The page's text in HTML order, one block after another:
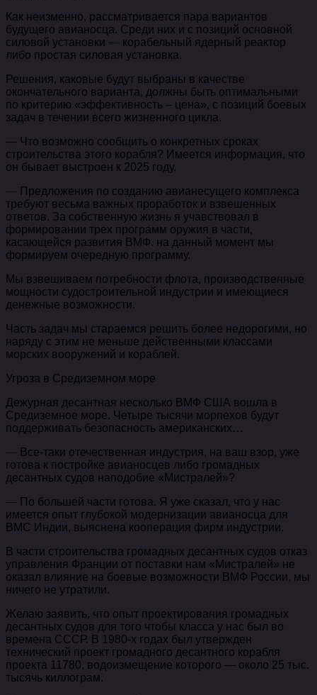
Как неизменно, рассматривается пара вариантов
будущего авианосца. Среди них и с позиций основной
силовой установки — корабельный ядерный реактор
либо простая силовая установка.
Решения, каковые будут выбраны в качестве
окончательного варианта, должны быть оптимальными
по критерию «эффективность – цена», с позиций боевых
задач в течении всего жизненного цикла.
— Что возможно сообщить о конкретных сроках
строительства этого корабля? Имеется информация, что
он бывает выстроен к 2025 году.
— Предложения по созданию авианесущего комплекса
требуют весьма важных проработок и взвешенных
ответов. За собственную жизнь я учавствовал в
формировании трех программ оружия в части,
касающейся развития ВМФ. на данный момент мы
формируем очередную программу.
Мы взвешиваем потребности флота, производственные
мощности судостроительной индустрии и имеющиеся
денежные возможности.
Часть задач мы стараемся решить более недорогими, но
наряду с этим не меньше действенными классами
морских вооружений и кораблей.
Угроза в Средиземном море
Дежурная десантная несколько ВМФ США вошла в
Средиземное море. Четыре тысячи морпехов будут
поддерживать безопасность американских…
— Все-таки отечественная индустрия, на ваш взор, уже
готова к постройке авианосцев либо громадных
десантных судов наподобие «Мистралей»?
— По большей части готова. Я уже сказал, что у нас
имеется опыт глубокой модернизации авианосца для
ВМС Индии, выяснена кооперация фирм индустрии.
В части строительства громадных десантных судов отказ
управления Франции от поставки нам «Мистралей» не
оказал влияние на боевые возможности ВМФ России, мы
ничего не утратили.
Желаю заявить, что опыт проектирования громадных
десантных судов для того чтобы класса у нас был во
времена СССР. В 1980-х годах был утвержден
технический проект громадного десантного корабля
проекта 11780, водоизмещение которого — около 25 тыс.
тысячь киллограм.